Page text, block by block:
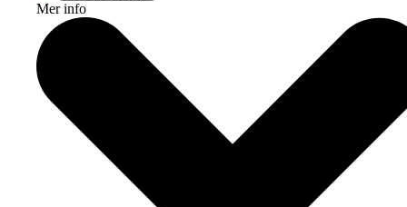
Mer info